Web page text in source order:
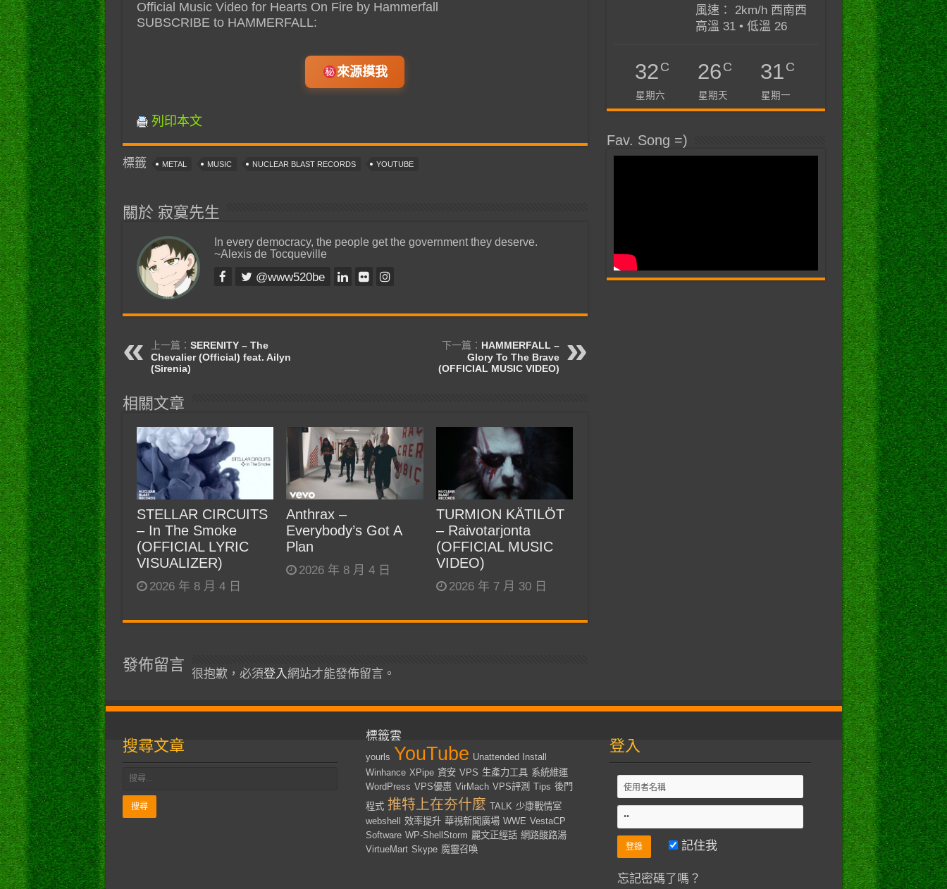
Official Music Video for Hearts On Fire by Hammerfall
SUBSCRIBE to HAMMERFALL:
來源摸我
列印本文
標籤 METAL MUSIC NUCLEAR BLAST RECORDS YOUTUBE
關於 寂寞先生
In every democracy, the people get the government they deserve.
~Alexis de Tocqueville
@www520be
上一篇： SERENITY – The
Chevalier (Official) feat. Ailyn
(Sirenia)
下一篇： HAMMERFALL –
Glory To The Brave
(OFFICIAL MUSIC VIDEO)
相關文章
STELLAR CIRCUITS
– In The Smoke
(OFFICIAL LYRIC
VISUALIZER)
2026 年 8 月 4 日
Anthrax –
Everybody’s Got A
Plan
2026 年 8 月 4 日
TURMION KÄTILÖT
– Raivotarjonta
(OFFICIAL MUSIC
VIDEO)
2026 年 7 月 30 日
發佈留言
很抱歉，必須登入網站才能發佈留言。
風速： 2km/h 西南西
高溫 31 • 低溫 26
32C
星期六
26C
星期天
31C
星期一
Fav. Song =)
搜尋文章
標籤雲
yourls YouTube Unattended Install
Winhance XPipe 資安 VPS 生產力工具 系統維運
WordPress VPS優惠 VirMach VPS評測 Tips 後門
程式 推特上在夯什麼 TALK 少康戰情室
webshell
效率提升 華視新聞廣場 WWE VestaCP
Software WP-ShellStorm 麗文正經話 網路酸路湯
VirtueMart Skype 魔靈召喚
登入
記住我
忘記密碼了嗎？